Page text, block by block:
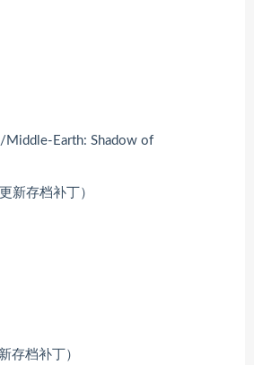
Earth: Shadow of
存档补丁）